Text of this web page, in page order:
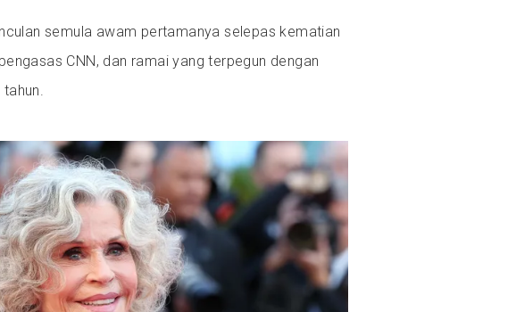
semula awam pertamanya selepas kematian
CNN, dan ramai yang terpegun dengan